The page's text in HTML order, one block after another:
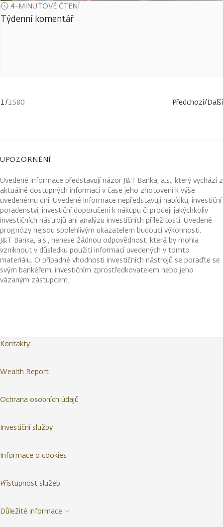
4-MINUTOVÉ ČTENÍ
Týdenní komentář
1/1580 Předchozí/Další
UPOZORNĚNÍ
Uvedené informace představují názor J&T Banka, a.s., který vychází z
aktuálně dostupných informací v čase jeho zhotovení k výše
uvedenému dni. Uvedené informace nepředstavují nabídku, investiční
poradenství, investiční doporučení k nákupu či prodeji jakýchkoliv
investičních nástrojů ani analýzu investičních příležitostí. Uvedené
prognózy nejsou spolehlivým ukazatelem budoucí výkonnosti.
J&T Banka, a.s., nenese žádnou odpovědnost, která by mohla
vzniknout v důsledku použití informací uvedených v tomto
materiálu. O případné vhodnosti investičních nástrojů se poraďte se
svým bankéřem, investičním zprostředkovatelem nebo jeho
vázaným zástupcem.
Kontakty
Wealth Report
Ochrana osobních údajů
Investiční služby
Informace o cookies
Přístupnost služeb
Důležité informace